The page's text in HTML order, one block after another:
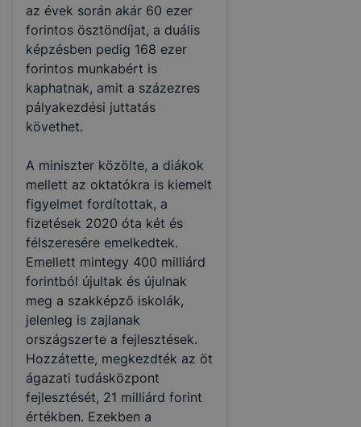
az évek során akár 60 ezer
forintos ösztöndíjat, a duális
képzésben pedig 168 ezer
forintos munkabért is
kaphatnak, amit a százezres
pályakezdési juttatás
követhet.
A miniszter közölte, a diákok
mellett az oktatókra is kiemelt
figyelmet fordítottak, a
fizetések 2020 óta két és
félszeresére emelkedtek.
Emellett mintegy 400 milliárd
forintból újultak és újulnak
meg a szakképző iskolák,
jelenleg is zajlanak
országszerte a fejlesztések.
Hozzátette, megkezdték az öt
ágazati tudásközpont
fejlesztését, 21 milliárd forint
értékben. Ezekben a